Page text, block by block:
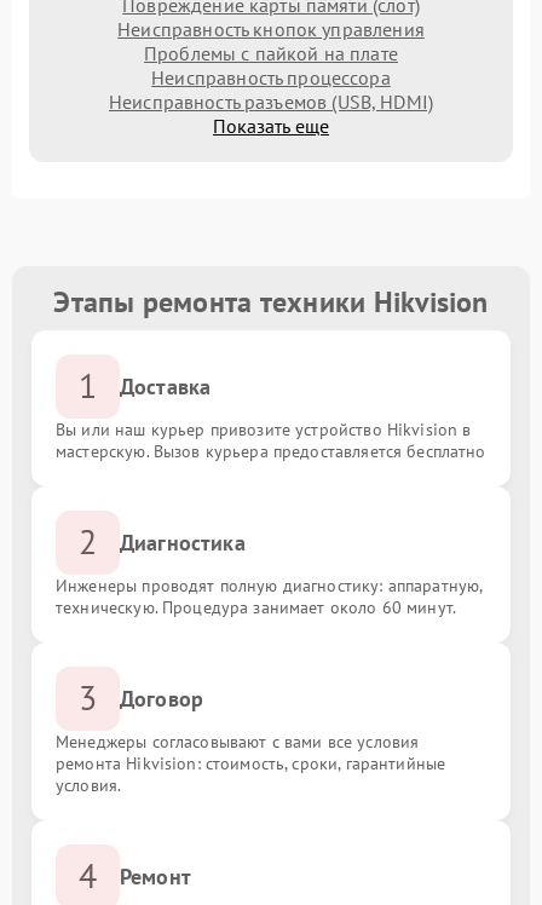
Неисправность кнопок управления
Проблемы с пайкой на плате
Неисправность процессора
Неисправность разъемов (USB, HDMI)
Показать еще
Этапы ремонта техники Hikvision
1 Доставка
Вы или наш курьер привозите устройство Hikvision в
мастерскую. Вызов курьера предоставляется бесплатно
2 Диагностика
Инженеры проводят полную диагностику: аппаратную,
техническую. Процедура занимает около 60 минут.
3 Договор
Менеджеры согласовывают с вами все условия
ремонта Hikvision: стоимость, сроки, гарантийные
условия.
4 Ремонт